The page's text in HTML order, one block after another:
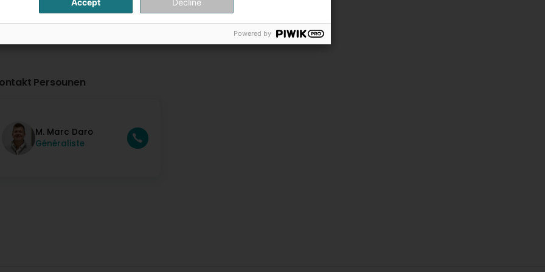
Persounen
M. Marc Daro
Généraliste
Accept Decline
Powered by